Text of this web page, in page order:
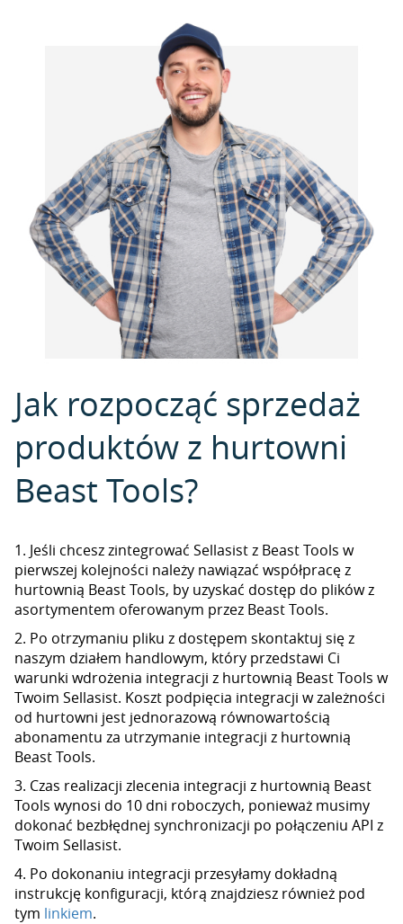
Jak rozpocząć sprzedaż
produktów z hurtowni
Beast Tools?
1. Jeśli chcesz zintegrować Sellasist z Beast Tools w
pierwszej kolejności należy nawiązać współpracę z
hurtownią Beast Tools, by uzyskać dostęp do plików z
asortymentem oferowanym przez Beast Tools.
2. Po otrzymaniu pliku z dostępem skontaktuj się z
naszym działem handlowym, który przedstawi Ci
warunki wdrożenia integracji z hurtownią Beast Tools w
Twoim Sellasist. Koszt podpięcia integracji w zależności
od hurtowni jest jednorazową równowartością
abonamentu za utrzymanie integracji z hurtownią
Beast Tools.
3. Czas realizacji zlecenia integracji z hurtownią Beast
Tools wynosi do 10 dni roboczych, ponieważ musimy
dokonać bezbłędnej synchronizacji po połączeniu API z
Twoim Sellasist.
4. Po dokonaniu integracji przesyłamy dokładną
instrukcję konfiguracji, którą znajdziesz również pod
tym linkiem.